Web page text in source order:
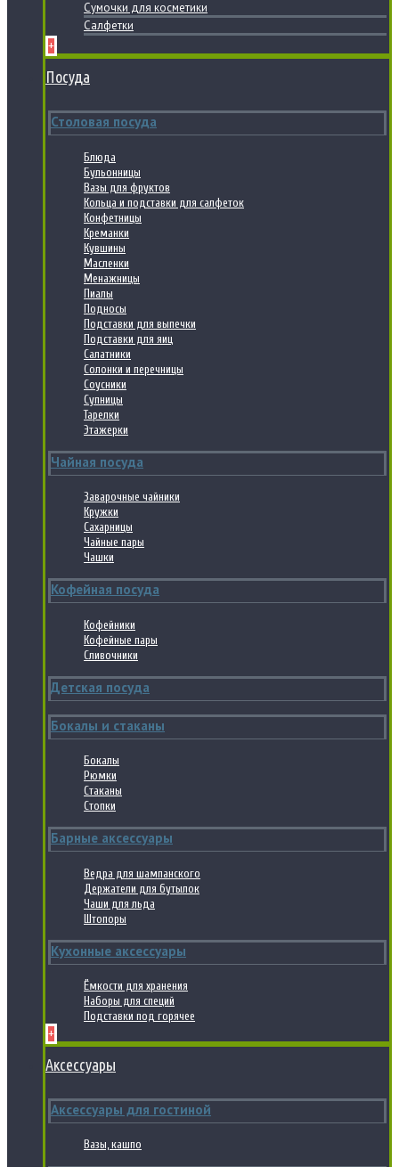
Сумочки для косметики
Салфетки
+
Посуда
Столовая посуда
Блюда
Бульонницы
Вазы для фруктов
Кольца и подставки для салфеток
Конфетницы
Креманки
Кувшины
Масленки
Менажницы
Пиалы
Подносы
Подставки для выпечки
Подставки для яиц
Салатники
Солонки и перечницы
Соусники
Супницы
Тарелки
Этажерки
Чайная посуда
Заварочные чайники
Кружки
Сахарницы
Чайные пары
Чашки
Кофейная посуда
Кофейники
Кофейные пары
Сливочники
Детская посуда
Бокалы и стаканы
Бокалы
Рюмки
Стаканы
Стопки
Барные аксессуары
Ведра для шампанского
Держатели для бутылок
Чаши для льда
Штопоры
Кухонные аксессуары
Ёмкости для хранения
Наборы для специй
Подставки под горячее
+
Аксессуары
Аксессуары для гостиной
Вазы, кашпо